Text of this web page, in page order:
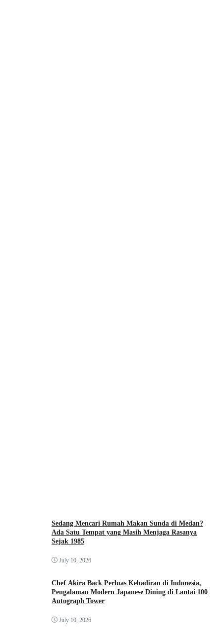
Sedang Mencari Rumah Makan Sunda di Medan?
Ada Satu Tempat yang Masih Menjaga Rasanya
Sejak 1985
July 10, 2026
Chef Akira Back Perluas Kehadiran di Indonesia,
Pengalaman Modern Japanese Dining di Lantai 100
Autograph Tower
July 10, 2026